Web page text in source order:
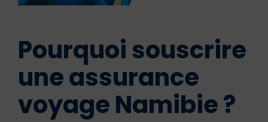
Pourquoi souscrire
une assurance
voyage Namibie ?